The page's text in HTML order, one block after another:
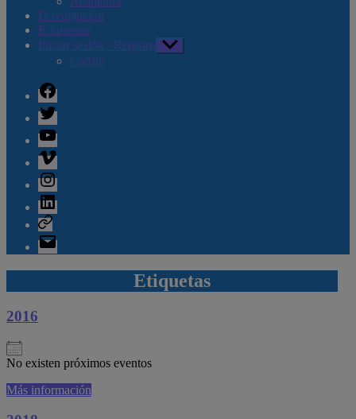
D-ivulgación
E-xpresate
Iniciar sesión / Registro Mostrar
el
Carrito
Facebook
Twitter
Youtube
Vimeo
Instagram
Linkedin
Telegram
Correo
electrónico
Etiquetas
2016
No existen próximos eventos
Más información